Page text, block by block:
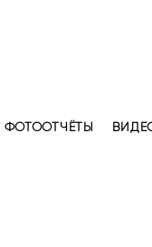
ФОТООТЧЁТЫ